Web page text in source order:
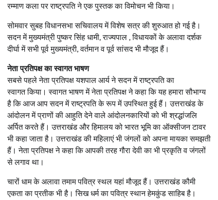
रम्माण कला पर राष्ट्रपति ने एक पुस्तक का विमोचन भी किया।
सोमवार सुबह विधानसभा सचिवालय में विशेष सत्र की शुरुआत हो गई है।
सदन में मुख्यमंत्री पुष्कर सिंह धामी, राज्यपाल , विधायकों के अलावा दर्शक
दीर्घा में सभी पूर्व मुख्यमंत्री, वर्तमान व पूर्व सांसद भी मौजूद हैं।
नेता प्रतिपक्ष का स्वागत भाषण
सबसे पहले नेता प्रतिपक्ष यशपाल आर्य ने सदन में राष्ट्रपति का
स्वागत किया। स्वागत भाषण में नेता प्रतिपक्ष ने कहा कि यह हमारा सौभाग्य
है कि आज आप सदन में राष्ट्रपति के रूप में उपस्थित हुई हैं। उत्तराखंड के
आंदोलन में प्राणों की आहुति देने वाले आंदोलनकारियों को भी श्रद्धांजलि
अर्पित करते हैं। उत्तराखंड और हिमालय को भारत भूमि का ऑक्सीजन टावर
भी कहा जाता है। उत्तराखंड की महिलाएं भी जंगलों को अपना मायका समझती
हैं। नेता प्रतिपक्ष ने कहा कि आपकी तरह गौरा देवी का भी प्रकृति व जंगलों
से लगाव था।
चारों धाम के अलावा तमाम पवित्र स्थल यहां मौजूद हैं। उत्तराखंड कौमी
एकता का प्रतीक भी है। सिख धर्म का पवित्र स्थान हेमकुंड साहिब है।